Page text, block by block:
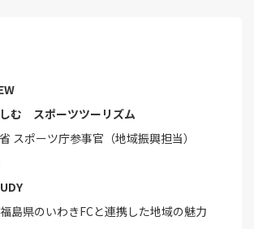
む スポーツツーリズム
スポーツ庁参事官（地域振興担当）
島県のいわきFCと連携した地域の魅力